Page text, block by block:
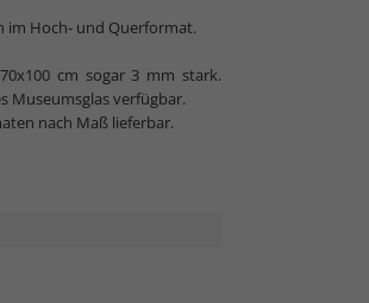
im Hoch- und Querformat.
cm sogar 3 mm stark.
Museumsglas verfügbar.
nach Maß lieferbar.